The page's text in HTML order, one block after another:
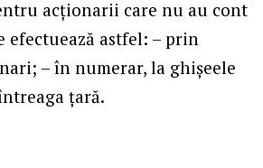
acţionarii care nu au cont
efectuează astfel: – prin
– în numerar, la ghişeele
întreaga ţară.